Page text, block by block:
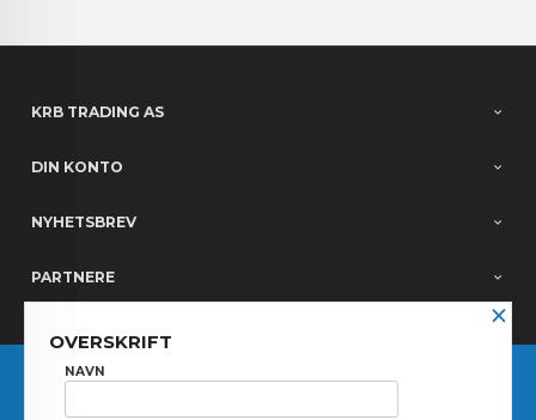
KRB TRADING AS
DIN KONTO
NYHETSBREV
PARTNERE
FRAKT
×
OVERSKRIFT
NAVN